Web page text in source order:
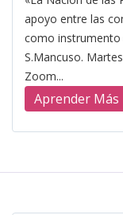
EDITORIAL
RADIO
apoyo entre las
como instrumento
S.Mancuso.
Zoom...
Aprender Más